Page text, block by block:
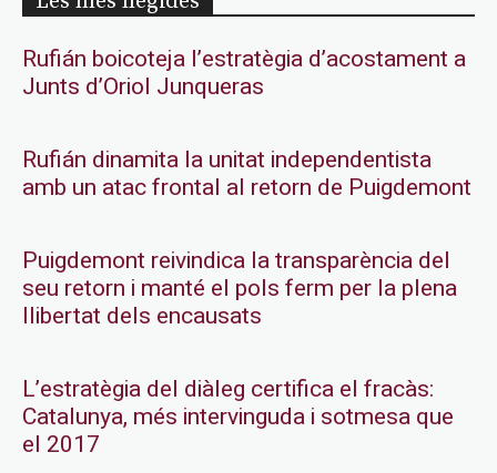
Rufián boicoteja l’estratègia d’acostament a
Junts d’Oriol Junqueras
Rufián dinamita la unitat independentista
amb un atac frontal al retorn de Puigdemont
Puigdemont reivindica la transparència del
seu retorn i manté el pols ferm per la plena
llibertat dels encausats
L’estratègia del diàleg certifica el fracàs:
Catalunya, més intervinguda i sotmesa que
el 2017